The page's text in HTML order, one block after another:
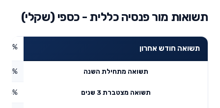
תשואות מור פנסיה כללית - כספי (שקלי)
תשואה חודש אחרון
תשואה מתחילת השנה 1.31%
תשואה מצטברת 3 שנים